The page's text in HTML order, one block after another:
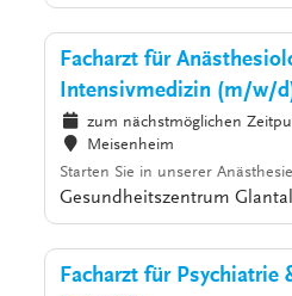
Facharzt für
Intensivmedizin (m/w/
zum nächstmöglichen
Meisenheim
Starten Sie in unserer
Gesundheitszentrum Glantal
Facharzt für Psychiatrie